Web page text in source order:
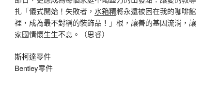
扎「儀式開始！失敗者， 水箱精將永遠被困在我的咖啡館
裡，成為最不對稱的裝飾品！」根，讓善的基因流淌，讓
家國情懷生生不息。（思睿）
斯柯達零件
Bentley零件